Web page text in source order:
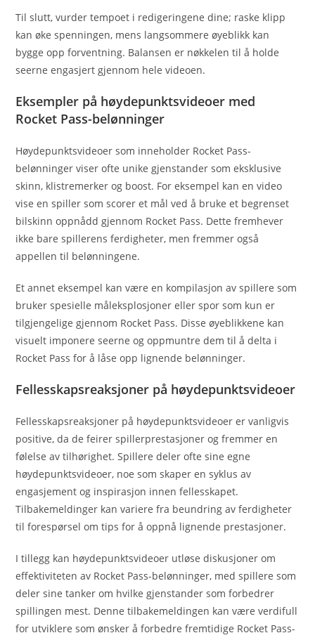
Til slutt, vurder tempoet i redigeringene dine; raske klipp
kan øke spenningen, mens langsommere øyeblikk kan
bygge opp forventning. Balansen er nøkkelen til å holde
seerne engasjert gjennom hele videoen.
Eksempler på høydepunktsvideoer med
Rocket Pass-belønninger
Høydepunktsvideoer som inneholder Rocket Pass-
belønninger viser ofte unike gjenstander som eksklusive
skinn, klistremerker og boost. For eksempel kan en video
vise en spiller som scorer et mål ved å bruke et begrenset
bilskinn oppnådd gjennom Rocket Pass. Dette fremhever
ikke bare spillerens ferdigheter, men fremmer også
appellen til belønningene.
Et annet eksempel kan være en kompilasjon av spillere som
bruker spesielle måleksplosjoner eller spor som kun er
tilgjengelige gjennom Rocket Pass. Disse øyeblikkene kan
visuelt imponere seerne og oppmuntre dem til å delta i
Rocket Pass for å låse opp lignende belønninger.
Fellesskapsreaksjoner på høydepunktsvideoer
Fellesskapsreaksjoner på høydepunktsvideoer er vanligvis
positive, da de feirer spillerprestasjoner og fremmer en
følelse av tilhørighet. Spillere deler ofte sine egne
høydepunktsvideoer, noe som skaper en syklus av
engasjement og inspirasjon innen fellesskapet.
Tilbakemeldinger kan variere fra beundring av ferdigheter
til forespørsel om tips for å oppnå lignende prestasjoner.
I tillegg kan høydepunktsvideoer utløse diskusjoner om
effektiviteten av Rocket Pass-belønninger, med spillere som
deler sine tanker om hvilke gjenstander som forbedrer
spillingen mest. Denne tilbakemeldingen kan være verdifull
for utviklere som ønsker å forbedre fremtidige Rocket Pass-